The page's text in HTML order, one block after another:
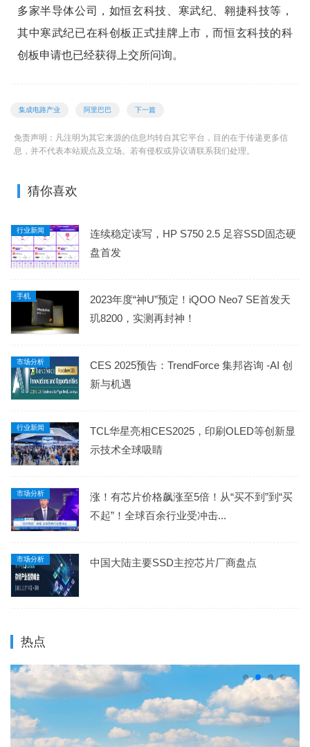
多家半导体公司，如恒玄科技、寒武纪、翱捷科技等，
其中寒武纪已在科创板正式挂牌上市，而恒玄科技的科
创板申请也已经获得上交所问询。
集成电路产业 阿里巴巴 下一篇
免责声明：凡注明为其它来源的信息均转自其它平台，目的在于传递更多信
息，并不代表本站观点及立场。若有侵权或异议请联系我们处理。
猜你喜欢
行业新闻
连续稳定读写，HP S750 2.5 足容SSD固态硬
盘首发
手机
2023年度“神U”预定！iQOO Neo7 SE首发天
玑8200，实测再封神！
市场分析
CES 2025预告：TrendForce 集邦咨询 -AI 创
新与机遇
行业新闻
TCL华星亮相CES2025，印刷OLED等创新显
示技术全球吸睛
市场分析
涨！有芯片价格飙涨至5倍！从“买不到”到“买
不起”！全球百余行业受冲击...
市场分析 中国大陆主要SSD主控芯片厂商盘点
热点